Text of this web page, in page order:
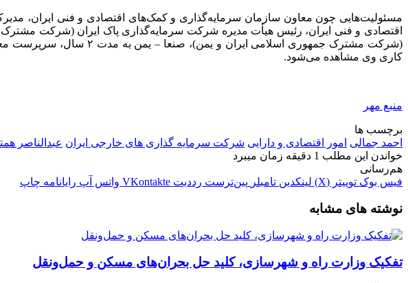
مسئولیت‌هایی چون معاون سازمان سرمایه‌گذاری و کمک‌های اقتصادی و فنی ایران،
اقتصادی و فنی ایران، رئیس هیأت مدیره شرکت سرمایه‌گذاری پاک ایران (شرکت مشترک جمهوری اسلامی ایران
(شرکت مشترک جمهوری اسلامی ایران و یمن)، صنعا
– یمن به مدت ۲
کاری وی مشاهده می‌شود.
منبع مهر
برچسب ها
احمد جمالی امور اقتصادی و دارایی شرکت سرمایه گذاری های خارجی ایران عبدالناصر
خواندن این مطلب 1 دقیقه زمان میبرد
هم‌رسانی
فیس بوک توییتر (X) لینکدین ‫تامبلر ‫پین‌ترست ‫رددیت ‫VKontakte واتس آپ رایانامه چاپ
نوشته های مشابه
تفکیک وزارت راه و شهرسازی، کلید حل بحران‌های مسکن و حمل‌ونقل